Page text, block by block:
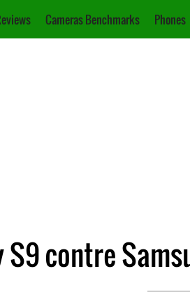
Cameras Benchmarks Phones
contre